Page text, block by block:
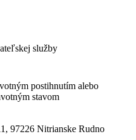
služby
postihnutím alebo
stavom
97226 Nitrianske Rudno